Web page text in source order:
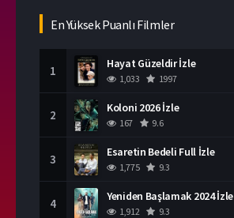
En Yüksek Puanlı Filmler
1 Hayat Güzeldir İzle
1,033 1997
2 Koloni 2026 İzle
167 9.6
3 Esaretin Bedeli Full İzle
1,775 9.3
4 Yeniden Başlamak 2024 İzle
1,912 9.3